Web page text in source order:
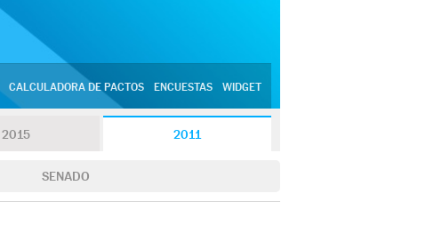
CALCULADORA DE PACTOS ENCUESTAS WIDGET
2015 2011
SENADO